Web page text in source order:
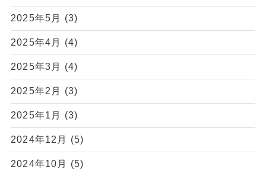
2025年5月 (3)
2025年4月 (4)
2025年3月 (4)
2025年2月 (3)
2025年1月 (3)
2024年12月 (5)
2024年10月 (5)